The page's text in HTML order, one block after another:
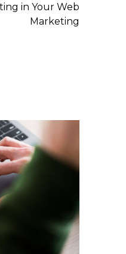
in Your Web
Marketing